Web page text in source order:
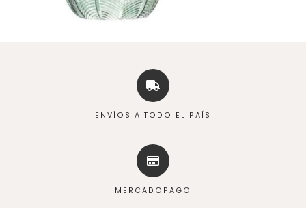
ENVÍOS A TODO EL PAÍS
MERCADOPAGO